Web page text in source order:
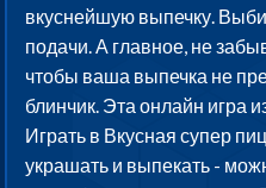
вкуснейшую выпечку.
подачи. А главное, не
чтобы ваша выпечка не
блинчик. Эта онлайн игра
Играть в Вкусная супер
украшать и выпекать -